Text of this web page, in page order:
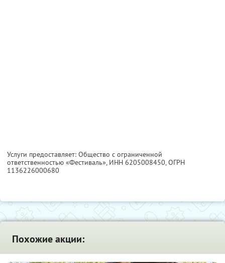
Услуги предоставляет: Общество с ограниченной
ответственностью «Фестиваль», ИНН 6205008450, ОГРН
1136226000680
Похожие акции: